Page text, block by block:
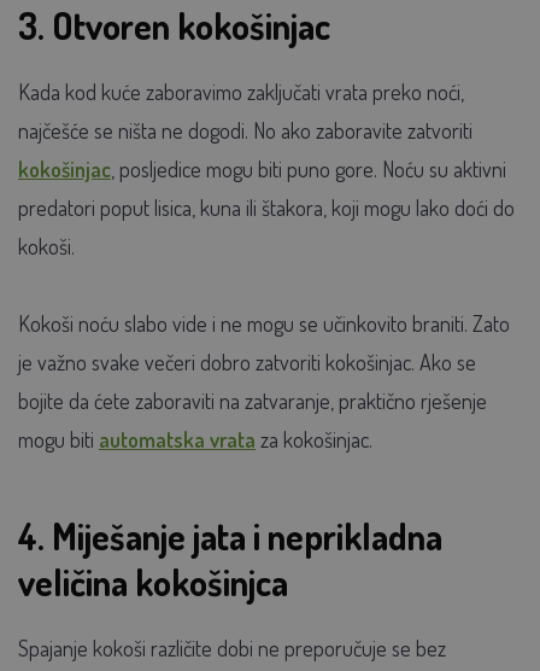
3. Otvoren kokošinjac
Kada kod kuće zaboravimo zaključati vrata preko noći,
najčešće se ništa ne dogodi. No ako zaboravite zatvoriti
kokošinjac , posljedice mogu biti puno gore. Noću su aktivni
predatori poput lisica, kuna ili štakora, koji mogu lako doći do
kokoši.
Kokoši noću slabo vide i ne mogu se učinkovito braniti. Zato
je važno svake večeri dobro zatvoriti kokošinjac. Ako se
bojite da ćete zaboraviti na zatvaranje, praktično rješenje
mogu biti automatska vrata za kokošinjac.
4. Miješanje jata i neprikladna
veličina kokošinjca
Spajanje kokoši različite dobi ne preporučuje se bez